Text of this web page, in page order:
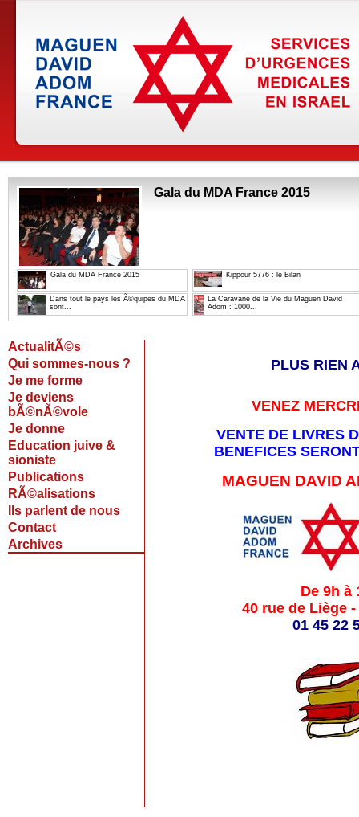
Gala du MDA France 2015
Gala du MDA France 2015 Kippour 5776 : le Bilan
Dans tout le pays les Ã©quipes du MDA
sont...
La Caravane de la Vie du Maguen David
Adom : 1000...
ActualitÃ©s
Qui sommes-nous ?
Je me forme
Je deviens
bÃ©nÃ©vole
Je donne
Education juive &
sioniste
Publications
RÃ©alisations
Ils parlent de nous
Contact
Archives
PLUS RIEN
VENEZ
VENTE DE LIVRES
BENEFICES
MAGUEN DAVID
De 9h à
40 rue de Liège
01 45 22